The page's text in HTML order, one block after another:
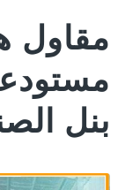
مقاول
بنل